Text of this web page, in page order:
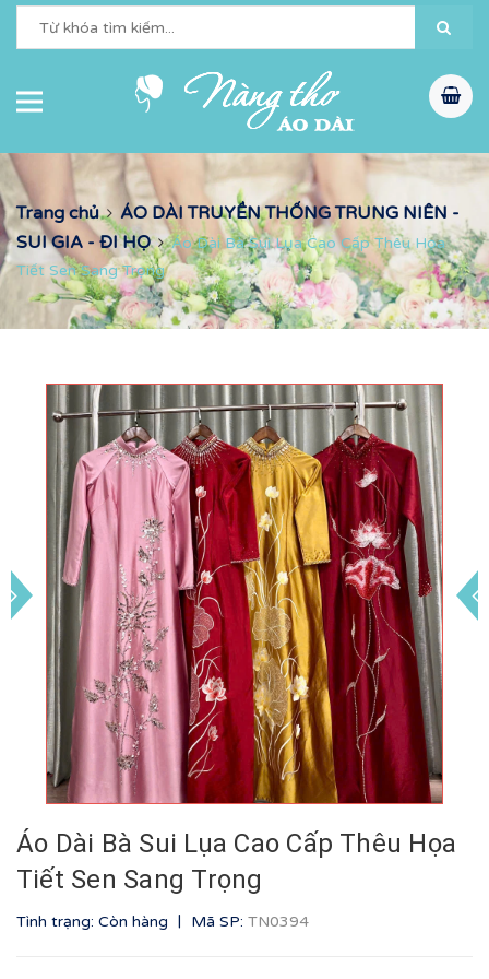
Trang chủ
ÁO DÀI TRUYỀN THỐNG TRUNG NIÊN -
SUI GIA - ĐI HỌ
Áo Dài Bà Sui Lụa Cao Cấp Thêu Họa
Tiết Sen Sang Trọng
Áo Dài Bà Sui Lụa Cao Cấp Thêu Họa
Tiết Sen Sang Trọng
Tình trạng: Còn hàng | Mã SP: TN0394